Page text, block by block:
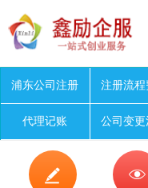
浦东公司注册 注册流程
代理记账 公司变更
 